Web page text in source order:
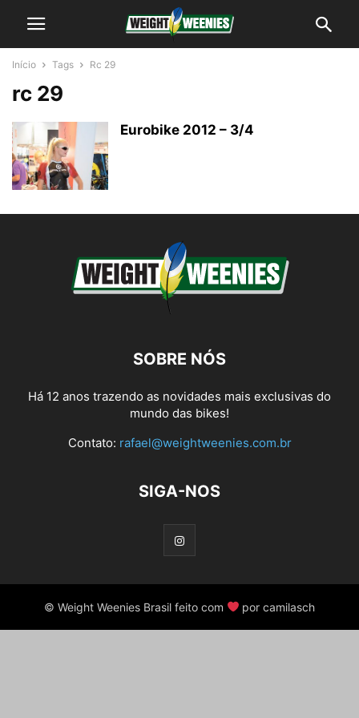
Início Tags Rc 29
rc 29
Eurobike 2012 – 3/4
SOBRE NÓS
Há 12 anos trazendo as novidades mais exclusivas do
mundo das bikes!
Contato: rafael@weightweenies.com.br
SIGA-NOS
© Weight Weenies Brasil feito com por camilasch